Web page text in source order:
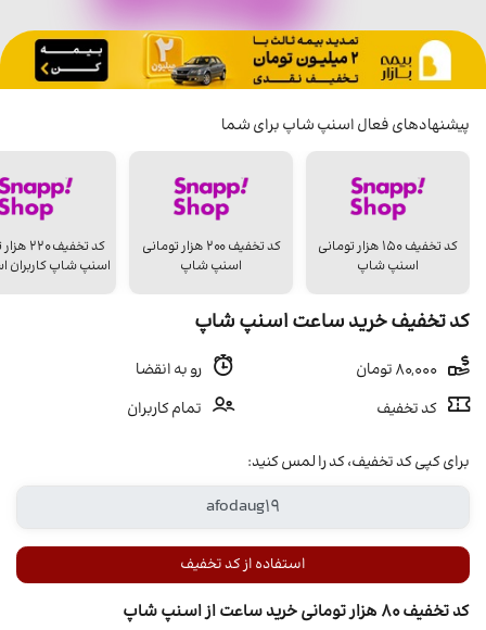
پیشنهادهای فعال اسنپ شاپ برای شما
کد تخفیف ۱۵۰ هزار تومانی
اسنپ شاپ
کد تخفیف ۲۰۰ هزار تومانی
اسنپ شاپ
کد تخفیف
اسنپ شاپ کاربران
کد تخفیف خرید ساعت اسنپ شاپ
رو به انقضا
کد تخفیف
تمام کاربران
برای کپی کد تخفیف، کد را لمس کنید:
استفاده از کد تخفیف
کد تخفیف ۸۰ هزار تومانی خرید ساعت از اسنپ شاپ